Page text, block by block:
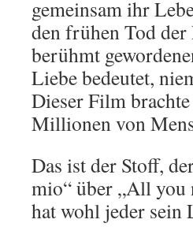
gemeinsam ihr
den frühen Tod der
berühmt
Liebe bedeutet,
Dieser Film
Millionen von
Das ist der Stoff,
mio“ über „All you
hat wohl jeder sein